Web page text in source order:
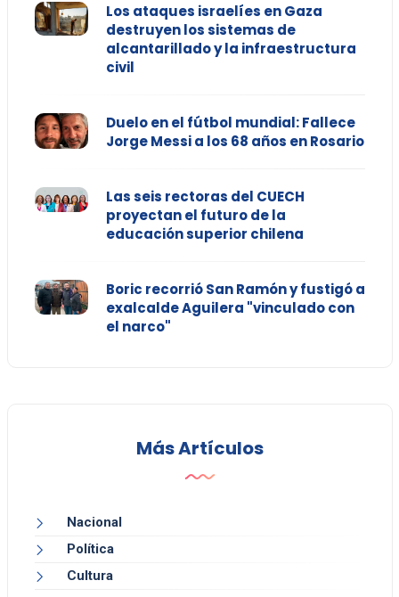
Los ataques israelíes en Gaza
destruyen los sistemas de
alcantarillado y la infraestructura
civil
Duelo en el fútbol mundial: Fallece
Jorge Messi a los 68 años en Rosario
Las seis rectoras del CUECH
proyectan el futuro de la
educación superior chilena
Boric recorrió San Ramón y fustigó a
exalcalde Aguilera "vinculado con
el narco"
Más Artículos
Nacional
Política
Cultura